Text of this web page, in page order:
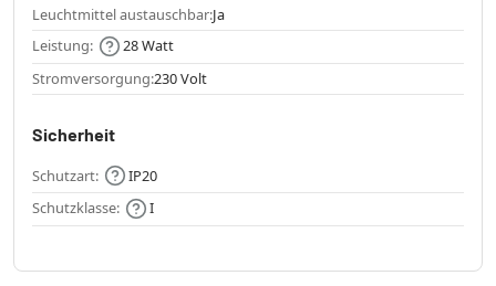
Leuchtmittel austauschbar:Ja
Leistung:
28 Watt
Stromversorgung:230 Volt
Sicherheit
Schutzart:
IP20
Schutzklasse:
I